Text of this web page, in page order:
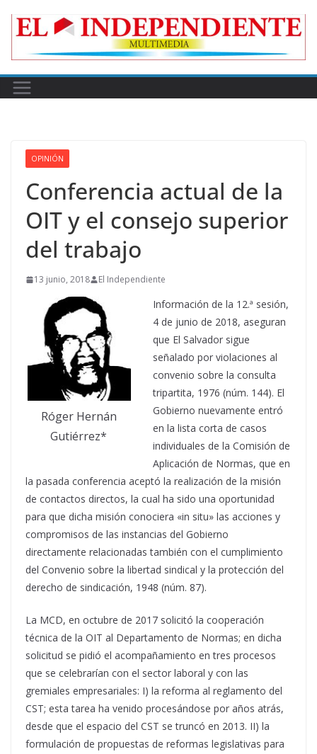
OPINIÓN
Conferencia actual de la
OIT y el consejo superior
del trabajo
13 junio, 2018 El Independiente
Róger Hernán
Gutiérrez*
Información de la 12.ª sesión,
4 de junio de 2018, aseguran
que El Salvador sigue
señalado por violaciones al
convenio sobre la consulta
tripartita, 1976 (núm. 144). El
Gobierno nuevamente entró
en la lista corta de casos
individuales de la Comisión de
Aplicación de Normas, que en
la pasada conferencia aceptó la realización de la misión
de contactos directos, la cual ha sido una oportunidad
para que dicha misión conociera «in situ» las acciones y
compromisos de las instancias del Gobierno
directamente relacionadas también con el cumplimiento
del Convenio sobre la libertad sindical y la protección del
derecho de sindicación, 1948 (núm. 87).
La MCD, en octubre de 2017 solicitó la cooperación
técnica de la OIT al Departamento de Normas; en dicha
solicitud se pidió el acompañamiento en tres procesos
que se celebrarían con el sector laboral y con las
gremiales empresariales: I) la reforma al reglamento del
CST; esta tarea ha venido procesándose por años atrás,
desde que el espacio del CST se truncó en 2013. II) la
formulación de propuestas de reformas legislativas para